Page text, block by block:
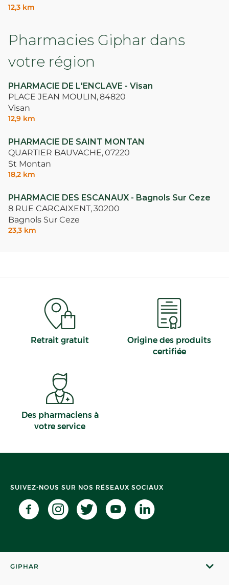
12,3 km
Pharmacies Giphar dans
votre région
PHARMACIE DE L'ENCLAVE - Visan
PLACE JEAN MOULIN,84820
Visan
12,9 km
PHARMACIE DE SAINT MONTAN
QUARTIER BAUVACHE,07220
St Montan
18,2 km
PHARMACIE DES ESCANAUX - Bagnols Sur Ceze
8 RUE CARCAIXENT,30200
Bagnols Sur Ceze
23,3 km
Retrait gratuit
Origine des produits
certifiée
Des pharmaciens à
votre service
SUIVEZ-NOUS SUR NOS RÉSEAUX SOCIAUX
GIPHAR